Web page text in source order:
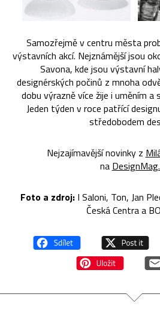
Samozřejmě v centru města
výstavních akcí. Nejznámější jsou
Savona, kde jsou výstavní
designérských počinů z mnoha
dobu výrazně více žije i uměním a
Jeden týden v roce patřící
středobodem
Nejzajímavější novinky z
na
Foto a zdroj:I Saloni, Ton, Jan
Česká Centra a